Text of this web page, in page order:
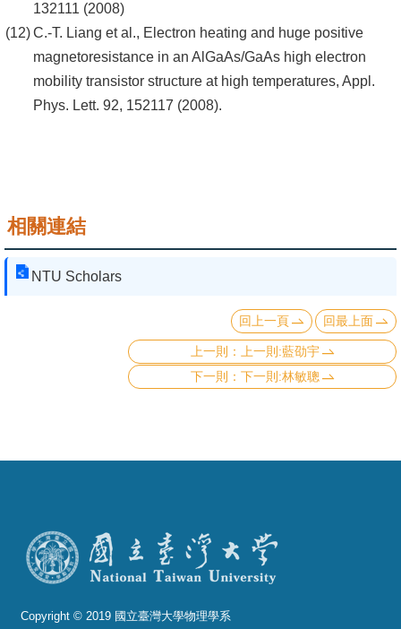
132111 (2008)
C.-T. Liang et al., Electron heating and huge positive
magnetoresistance in an AlGaAs/GaAs high electron
mobility transistor structure at high temperatures, Appl.
Phys. Lett. 92, 152117 (2008).
相關連結
NTU Scholars
回上一頁 回最上面
上一則:藍劭宇
下一則:林敏聰
Copyright © 2019 國立臺灣大學物理學系